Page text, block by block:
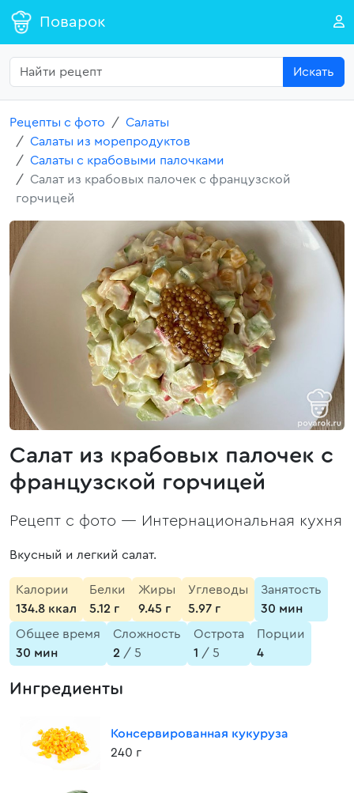
Поварок
Искать
Рецепты с фото
Салаты
Салаты из морепродуктов
Салаты с крабовыми палочками
Салат из крабовых палочек с французской
горчицей
Салат из крабовых палочек с
французской горчицей
Рецепт с фото — Интернациональная кухня
Вкусный и легкий салат.
Калории
134.8 ккал
Белки
5.12 г
Жиры
9.45 г
Углеводы
5.97 г
Занятость
30 мин
Общее время
30 мин
Сложность
2 / 5
Острота
1 / 5
Порции
4
Ингредиенты
Консервированная кукуруза
240 г